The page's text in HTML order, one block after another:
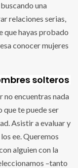
una
relaciones serias,
que hayas probado
conocer mujeres
solteros
no encuentras nada
que te puede ser
Asistir a evaluar y
ee. Queremos
alguien con la
–tanto